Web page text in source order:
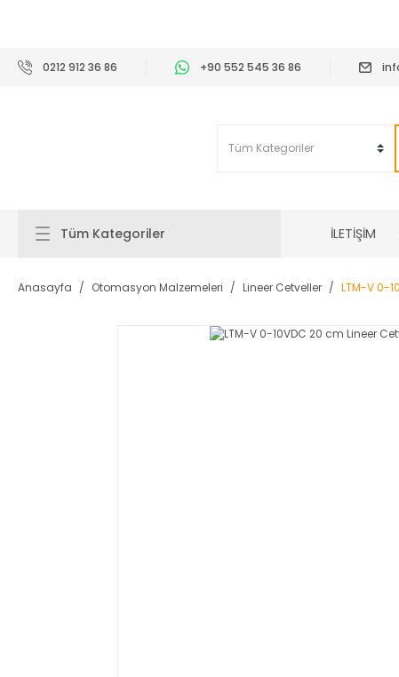
0212 912 36 86 +90 552 545 36 86
Tüm Kategoriler İLETİŞİM
Anasayfa Otomasyon Malzemeleri Lineer Cetveller LTM-V 0-